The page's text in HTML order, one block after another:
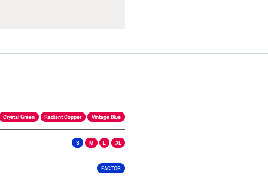
Crystal Green Radiant Copper Vintage Blue
S M L XL
FACTOR